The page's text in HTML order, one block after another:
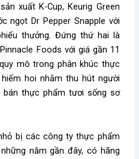
xuất K-Cup, Keurig Green
ngọt Dr Pepper Snapple với
thưởng. Đứng thứ hai là
Foods với giá gần 11
mô trong phân khúc thực
hoi nhằm thu hút người
thực phẩm tươi sống sơ
bị các công ty thực phẩm
năm gần đây, có hãng